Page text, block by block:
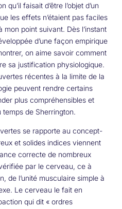
faisait d’être l’objet d’un
les effets n’étaient pas faciles
mon point suivant. Dès l’instant
d’une façon empirique
on aime savoir comment
sa justification physiologique.
récentes à la limite de la
peuvent rendre certains
plus compréhensibles et
temps de Sherrington.
se rapporte au concept-
et solides indices viennent
correcte de nombreux
par le cerveau, ce à
de l’unité musculaire simple à
Le cerveau le fait en
qui dit « ordres